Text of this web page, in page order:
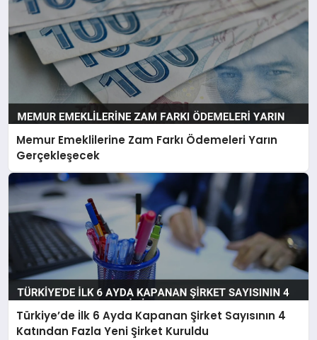
Memur Emeklilerine Zam Farkı Ödemeleri Yarın
Gerçekleşecek
Türkiye’de İlk 6 Ayda Kapanan Şirket Sayısının 4
Katından Fazla Yeni Şirket Kuruldu